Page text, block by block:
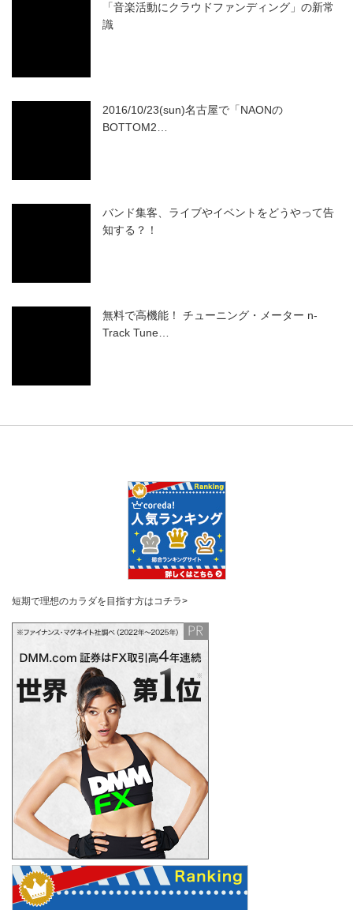
「音楽活動にクラウドファンディング」の新常
識
2016/10/23(sun)名古屋で「NAONの
BOTTOM2…
バンド集客、ライブやイベントをどうやって告
知する？！
無料で高機能！ チューニング・メーター n-
Track Tune…
短期で理想のカラダを目指す方はコチラ>